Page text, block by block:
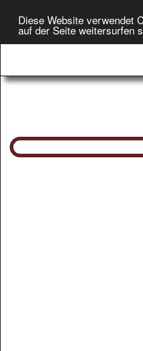
Diese Website verwendet
auf der Seite weitersurfen